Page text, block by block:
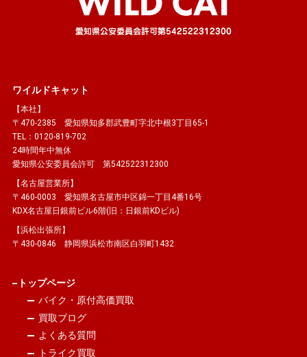
ワイルドキャット
【本社】
〒470-2385 愛知県知多郡武豊町字北中根3丁目65-1
TEL：0120-819-702
24時間年中無休
愛知県公安委員会許可 第542522312300
【名古屋営業所】
〒460-0003 愛知県名古屋市中区錦一丁目4番16号
KDX名古屋日銀前ビル6階(旧：日銀前KDビル)
【浜松出張所】
〒430-0846 静岡県浜松市南区白羽町1432
トップページ
バイク・原付高価買取
買取ブログ
よくある質問
トライク買取